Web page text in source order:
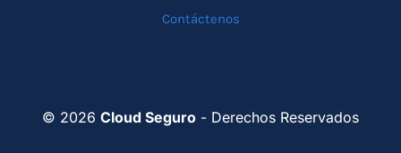
Contáctenos
© 2026 Cloud Seguro - Derechos Reservados